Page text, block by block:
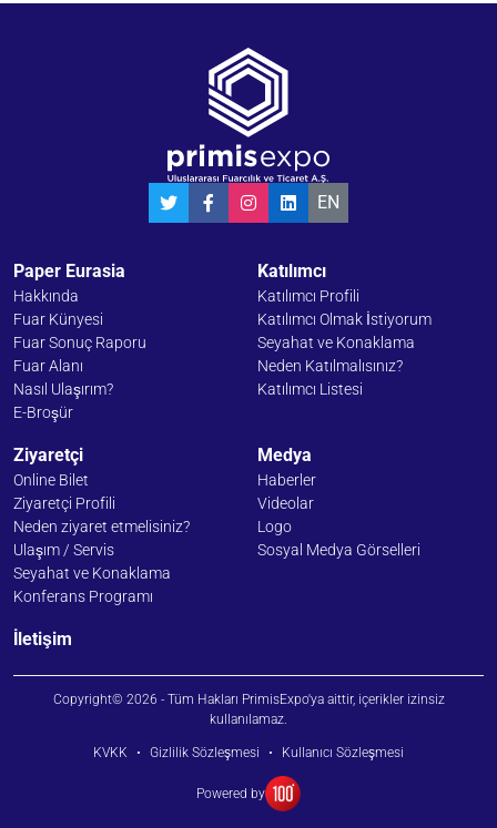
EN
Paper Eurasia
Hakkında
Fuar Künyesi
Fuar Sonuç Raporu
Fuar Alanı
Nasıl Ulaşırım?
E-Broşür
Katılımcı
Katılımcı Profili
Katılımcı Olmak İstiyorum
Seyahat ve Konaklama
Neden Katılmalısınız?
Katılımcı Listesi
Ziyaretçi
Online Bilet
Ziyaretçi Profili
Neden ziyaret etmelisiniz?
Ulaşım / Servis
Seyahat ve Konaklama
Konferans Programı
Medya
Haberler
Videolar
Logo
Sosyal Medya Görselleri
İletişim
Copyright© 2026 - Tüm Hakları PrimisExpo'ya aittir, içerikler izinsiz
kullanılamaz.
KVKK • Gizlilik Sözleşmesi • Kullanıcı Sözleşmesi
Powered by